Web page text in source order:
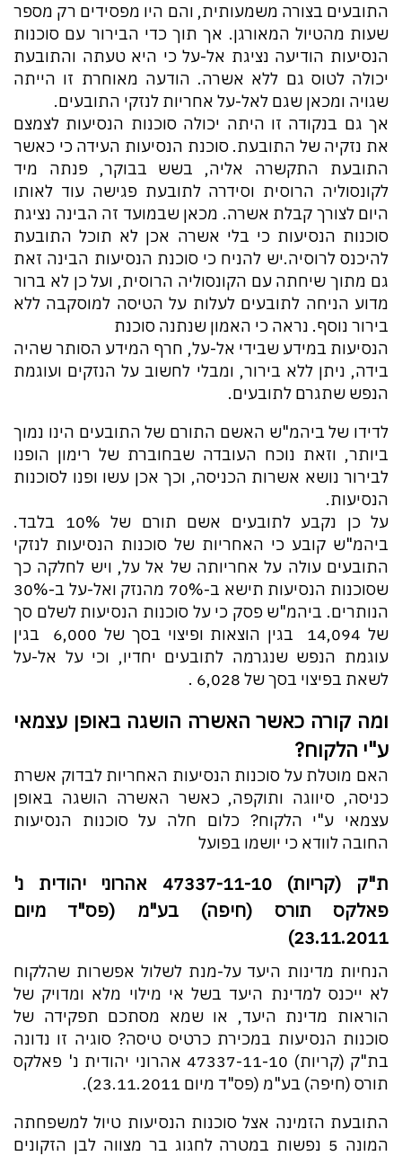
התובעים בצורה משמעותית, והם היו מפסידים רק מספר
שעות מהטיול המאורגן. אך תוך כדי הבירור עם סוכנות
הנסיעות הודיעה נציגת אל-על כי היא טעתה והתובעת
יכולה לטוס גם ללא אשרה. הודעה מאוחרת זו הייתה
שגויה ומכאן שגם לאל-על אחריות לנזקי התובעים.
אך גם בנקודה זו היתה יכולה סוכנות הנסיעות לצמצם
את נזקיה של התובעת. סוכנת הנסיעות העידה כי כאשר
התובעת התקשרה אליה, בשש בבוקר, פנתה מיד
לקונסוליה הרוסית וסידרה לתובעת פגישה עוד לאותו
היום לצורך קבלת אשרה. מכאן שבמועד זה הבינה נציגת
סוכנות הנסיעות כי בלי אשרה אכן לא תוכל התובעת
להיכנס לרוסיה.יש להניח כי סוכנת הנסיעות הבינה זאת
גם מתוך שיחתה עם הקונסוליה הרוסית, ועל כן לא ברור
מדוע הניחה לתובעים לעלות על הטיסה למוסקבה ללא
בירור נוסף. נראה כי האמון שנתנה סוכנת
הנסיעות במידע שבידי אל-על, חרף המידע הסותר שהיה
בידה, ניתן ללא בירור, ומבלי לחשוב על הנזקים ועוגמת
הנפש שתגרם לתובעים.
לדידו של ביהמ"ש האשם התורם של התובעים הינו נמוך
ביותר, וזאת נוכח העובדה שבחוברת של רימון הופנו
לבירור נושא אשרות הכניסה, וכך אכן עשו ופנו לסוכנות
הנסיעות.
על כן נקבע לתובעים אשם תורם של 10% בלבד.
ביהמ"ש קובע כי האחריות של סוכנות הנסיעות לנזקי
התובעים עולה על אחריותה של אל על, ויש לחלקה כך
שסוכנות הנסיעות תישא ב-70% מהנזק ואל-על ב-30%
הנותרים. ביהמ"ש פסק כי על סוכנות הנסיעות לשלם סך
של 14,094 ₪ בגין הוצאות ופיצוי בסך של 6,000 ₪ בגין
עוגמת הנפש שנגרמה לתובעים יחדיו, וכי על אל-על
לשאת בפיצוי בסך של 6,028 ₪.
ומה קורה כאשר האשרה הושגה באופן עצמאי
ע"י הלקוח?
האם מוטלת על סוכנות הנסיעות האחריות לבדוק אשרת
כניסה, סיווגה ותוקפה, כאשר האשרה הושגה באופן
עצמאי ע"י הלקוח? כלום חלה על סוכנות הנסיעות
החובה לוודא כי יושמו בפועל
ת"ק (קריות) 47337-11-10 אהרוני יהודית נ'
פאלקס תורס (חיפה) בע"מ (פס"ד מיום
23.11.2011)
הנחיות מדינות היעד על-מנת לשלול אפשרות שהלקוח
לא ייכנס למדינת היעד בשל אי מילוי מלא ומדויק של
הוראות מדינת היעד, או שמא מסתכם תפקידה של
סוכנות הנסיעות במכירת כרטיס טיסה? סוגיה זו נדונה
בת"ק (קריות) 47337-11-10 אהרוני יהודית נ' פאלקס
תורס (חיפה) בע"מ (פס"ד מיום 23.11.2011).
התובעת הזמינה אצל סוכנות הנסיעות טיול למשפחתה
המונה 5 נפשות במטרה לחגוג בר מצווה לבן הזקונים